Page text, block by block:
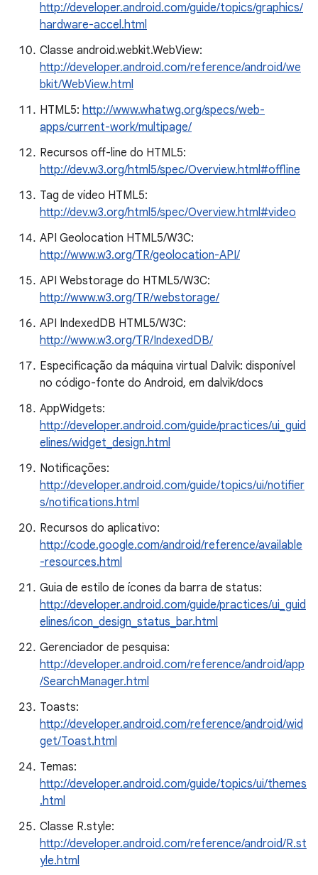
http://developer.android.com/guide/topics/graphics/
hardware-accel.html
Classe android.webkit.WebView:
http://developer.android.com/reference/android/we
bkit/WebView.html
HTML5: http://www.whatwg.org/specs/web-
apps/current-work/multipage/
Recursos off-line do HTML5:
http://dev.w3.org/html5/spec/Overview.html#offline
Tag de vídeo HTML5:
http://dev.w3.org/html5/spec/Overview.html#video
API Geolocation HTML5/W3C:
http://www.w3.org/TR/geolocation-API/
API Webstorage do HTML5/W3C:
http://www.w3.org/TR/webstorage/
API IndexedDB HTML5/W3C:
http://www.w3.org/TR/IndexedDB/
Especificação da máquina virtual Dalvik: disponível
no código-fonte do Android, em dalvik/docs
AppWidgets:
http://developer.android.com/guide/practices/ui_guid
elines/widget_design.html
Notificações:
http://developer.android.com/guide/topics/ui/notifier
s/notifications.html
Recursos do aplicativo:
http://code.google.com/android/reference/available
-resources.html
Guia de estilo de ícones da barra de status:
http://developer.android.com/guide/practices/ui_guid
elines/icon_design_status_bar.html
Gerenciador de pesquisa:
http://developer.android.com/reference/android/app
/SearchManager.html
Toasts:
http://developer.android.com/reference/android/wid
get/Toast.html
Temas:
http://developer.android.com/guide/topics/ui/themes
.html
Classe R.style:
http://developer.android.com/reference/android/R.st
yle.html